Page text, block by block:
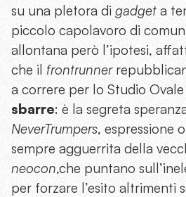
su una pletora di gadget a
piccolo capolavoro di
allontana però l’ipotesi,
che il frontrunner
a correre per lo Studio Ovale
sbarre: è la segreta
NeverTrumpers, espressione
sempre agguerrita della
neocon,che puntano
per forzare l’esito altrimenti